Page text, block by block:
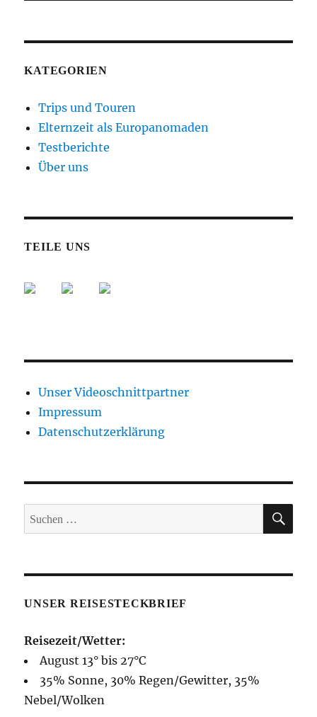
KATEGORIEN
Trips und Touren
Elternzeit als Europanomaden
Testberichte
Über uns
TEILE UNS
Unser Videoschnittpartner
Impressum
Datenschutzerklärung
Suche
nach:
UNSER REISESTECKBRIEF
Reisezeit/Wetter:
August 13° bis 27°C
35% Sonne, 30% Regen/Gewitter, 35%
Nebel/Wolken